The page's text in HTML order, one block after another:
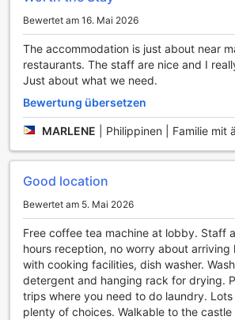
Die Knight Residence by Mansley
Edinburgh bietet ihren Gästen eine
Transportmöglichkeiten, die den
wie möglich gestalten. Mit einem
der direkt vor Ort verfügbar ist, haben
Fahrzeug sicher abzustellen, während
erkunden. Bitte beachten Sie, dass für
Parkplatzes Gebühren anfallen, die
Sehenswürdigkeiten und Attraktionen
Darüber hinaus steht Ihnen ein
zur Verfügung, der Ihnen die Flexibilität
bequem zu Ihrem gewünschten Ziel zu
Sie eine Sightseeing-Tour planen oder
geschäftlichen Termin fahren müssen,
Transportmöglichkeiten im The Knight
dafür, dass Sie jederzeit mobil sind.
Freiheit, Edinburgh nach Ihren
ohne sich um die Logistik kümmern zu
Bewertet am 16. Mai 2026
The accommodation is just about near
restaurants. The staff are nice and I
Just about what we need.
Bewertung übersetzen
MARLENE Philippinen | Familie mit
Good location
Bewertet am 5. Mai 2026
Free coffee tea machine at lobby. Staff
hours reception, no worry about arriving
with cooking facilities, dish washer.
detergent and hanging rack for drying.
trips where you need to do laundry.
plenty of choices. Walkable to the